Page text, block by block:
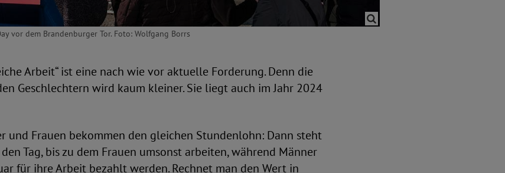
vor dem Brandenburger Tor. Foto: Wolfgang Borrs
Arbeit“ ist eine nach wie vor aktuelle Forderung. Denn die
Geschlechtern wird kaum kleiner. Sie liegt auch im Jahr 2024
und Frauen bekommen den gleichen Stundenlohn: Dann steht
Tag, bis zu dem Frauen umsonst arbeiten, während Männer
für ihre Arbeit bezahlt werden. Rechnet man den Wert in